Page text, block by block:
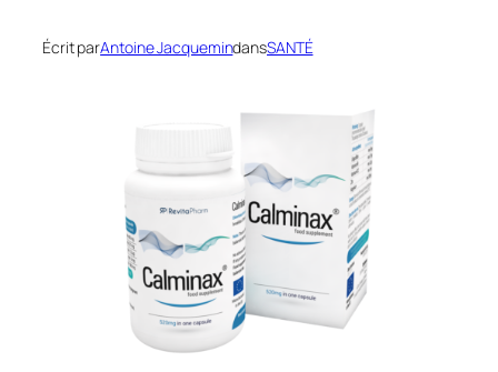
Écrit parAntoine JacquemindansSANTÉ